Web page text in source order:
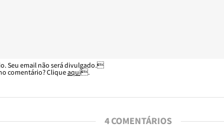
Seu email não será divulgado.
comentário? Cliqueaqui.
4 COMENTÁRIOS